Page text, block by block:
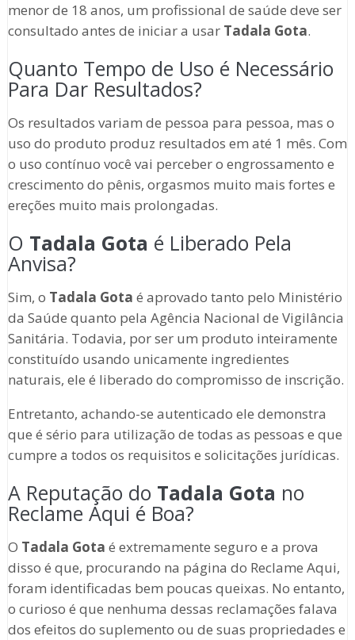
menor de 18 anos, um profissional de saúde deve ser
consultado antes de iniciar a usar Tadala Gota.
Quanto Tempo de Uso é Necessário
Para Dar Resultados?
Os resultados variam de pessoa para pessoa, mas o
uso do produto produz resultados em até 1 mês. Com
o uso contínuo você vai perceber o engrossamento e
crescimento do pênis, orgasmos muito mais fortes e
ereções muito mais prolongadas.
O Tadala Gota é Liberado Pela
Anvisa?
Sim, o Tadala Gota é aprovado tanto pelo Ministério
da Saúde quanto pela Agência Nacional de Vigilância
Sanitária. Todavia, por ser um produto inteiramente
constituído usando unicamente ingredientes
naturais, ele é liberado do compromisso de inscrição.
Entretanto, achando-se autenticado ele demonstra
que é sério para utilização de todas as pessoas e que
cumpre a todos os requisitos e solicitações jurídicas.
A Reputação do Tadala Gota no
Reclame Aqui é Boa?
O Tadala Gota é extremamente seguro e a prova
disso é que, procurando na página do Reclame Aqui,
foram identificadas bem poucas queixas. No entanto,
o curioso é que nenhuma dessas reclamações falava
dos efeitos do suplemento ou de suas propriedades e